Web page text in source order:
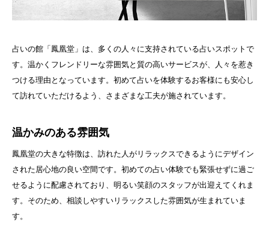
占いの館「鳳凰堂」は、多くの人々に支持されている占いスポットで
す。温かくフレンドリーな雰囲気と質の高いサービスが、人々を惹き
つける理由となっています。初めて占いを体験するお客様にも安心し
て訪れていただけるよう、さまざまな工夫が施されています。
温かみのある雰囲気
鳳凰堂の大きな特徴は、訪れた人がリラックスできるようにデザイン
された居心地の良い空間です。初めての占い体験でも緊張せずに過ご
せるように配慮されており、明るい笑顔のスタッフが出迎えてくれま
す。そのため、相談しやすいリラックスした雰囲気が生まれていま
す。